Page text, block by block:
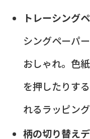
トレーシング
シングペーパ
おしゃれ。色
を押したりす
れるラッピン
柄の切り替え